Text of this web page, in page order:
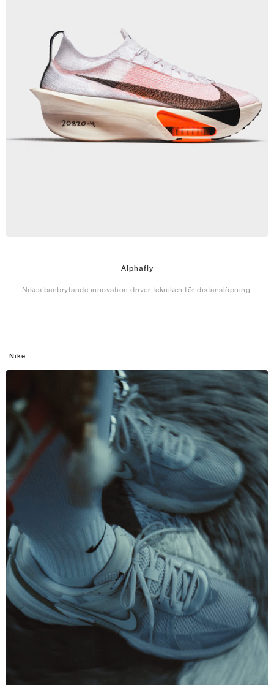
Alphafly
Nikes banbrytande innovation driver tekniken för distanslöpning.
Nike